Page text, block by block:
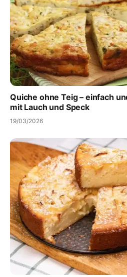
Quiche ohne Teig – einfach
mit Lauch und Speck
19/03/2026